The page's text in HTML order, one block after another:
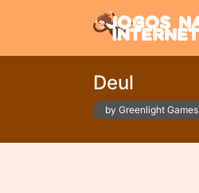
Deul
by Greenlight Games